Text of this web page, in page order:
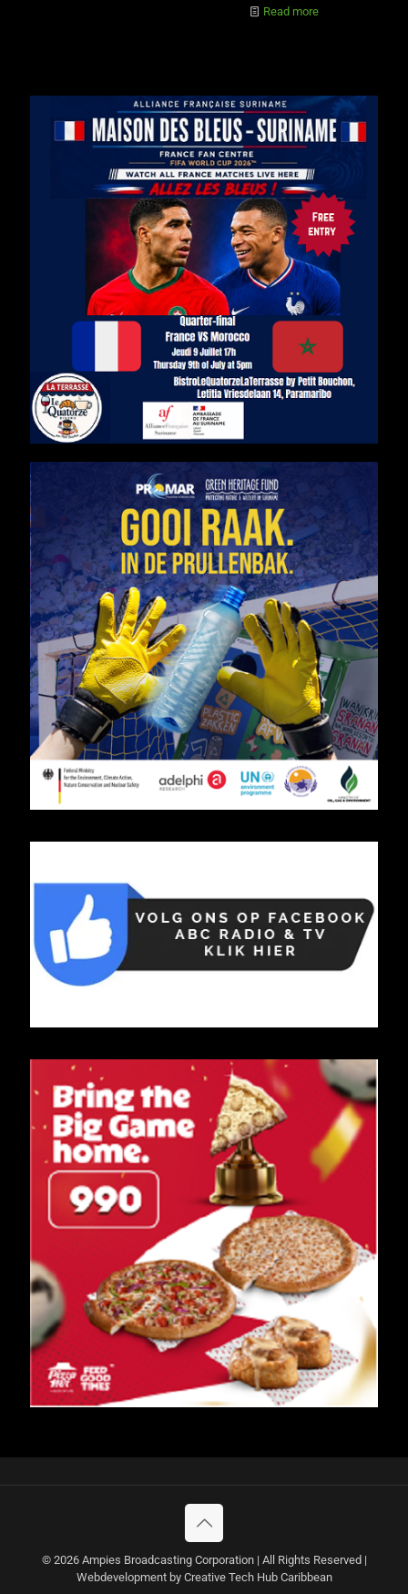
Read more
© 2026 Ampies Broadcasting Corporation | All Rights Reserved |
Webdevelopment by Creative Tech Hub Caribbean